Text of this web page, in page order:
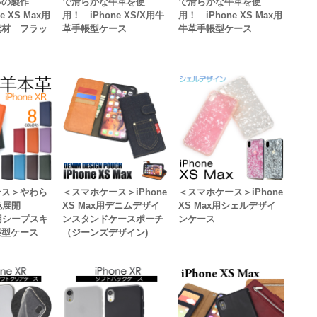
XS Max用
材 フラッ
用！ iPhone XS/X用牛
革手帳型ケース
用！ iPhone XS Max用
牛革手帳型ケース
＞やわら
開
ープスキ
ケース
＜スマホケース＞iPhone
XS Max用デニムデザイ
ンスタンドケースポーチ
（ジーンズデザイン)
＜スマホケース＞iPhone
XS Max用シェルデザイ
ンケース